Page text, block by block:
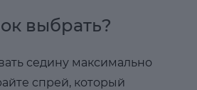
выбрать?
седину максимально
спрей, который